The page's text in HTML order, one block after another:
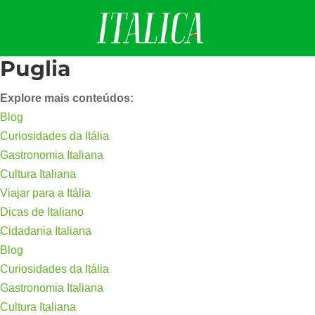
Puglia
Explore mais conteúdos:
Blog
Curiosidades da Itália
Gastronomia Italiana
Cultura Italiana
Viajar para a Itália
Dicas de Italiano
Cidadania Italiana
Blog
Curiosidades da Itália
Gastronomia Italiana
Cultura Italiana